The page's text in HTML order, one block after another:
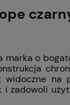
marka o
widoczne na
zadowoli